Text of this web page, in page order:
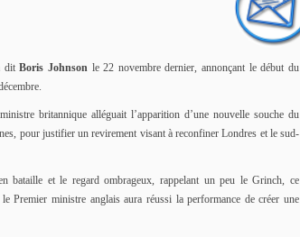
ditBoris Johnsonle 22 novembre dernier, annonçant le début du
britannique alléguait l’apparition d’une nouvelle souche du
pour justifier un revirement visant à reconfiner Londres et le sud-
bataille et le regard ombrageux, rappelant un peu le Grinch, ce
Premier ministre anglais aura réussi la performance de créer une